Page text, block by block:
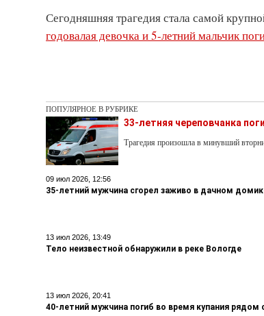
Сегодняшняя трагедия стала самой
годовалая девочка и 5-летний мальчик
ПОПУЛЯРНОЕ В РУБРИКЕ
33-летняя череповчанка
Трагедия произошла в минувший
09 июл 2026, 12:56
35-летний мужчина сгорел заживо в дачном
13 июл 2026, 13:49
Тело неизвестной обнаружили в реке Вологде
13 июл 2026, 20:41
40-летний мужчина погиб во время купания